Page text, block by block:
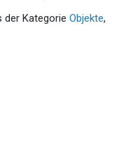
der Kategorie Objekte,